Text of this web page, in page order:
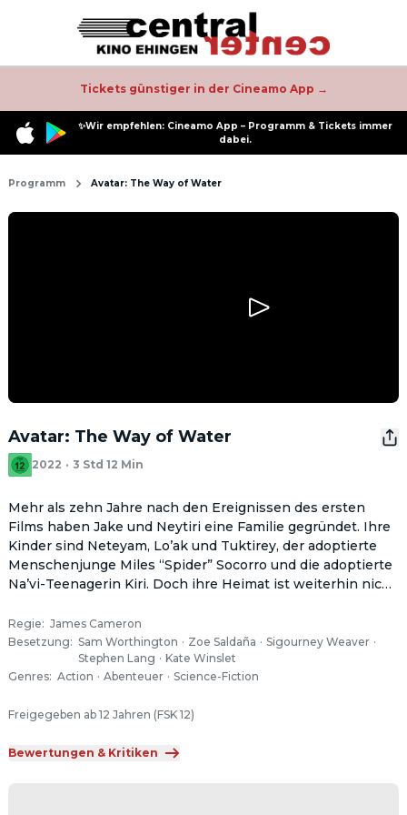
Tickets günstiger in der Cineamo App →
✨Wir empfehlen: Cineamo App – Programm & Tickets immer
dabei.
Programm Avatar: The Way of Water
Avatar: The Way of Water
2022 · 3 Std 12 Min
Mehr als zehn Jahre nach den Ereignissen des ersten
Films haben Jake und Neytiri eine Familie gegründet. Ihre
Kinder sind Neteyam, Lo’ak und Tuktirey, der adoptierte
Menschenjunge Miles “Spider” Socorro und die adoptierte
Na’vi-Teenagerin Kiri. Doch ihre Heimat ist weiterhin nicht
Development Administration (RDA) unter Führung von
General Ardmore mit noch mehr Militär und einem alten
Bekannten nach Pandora zurückkehrt, um den Planeten
zur neuen Heimat der Menschheit zu machen. Bald sehen
zu verlassen und beim Na’vi-Stamm der Metkayina
Mondes Pandora lebt und von der schwangeren Ronal und
Regie: James Cameron
Besetzung: Sam Worthington · Zoe Saldaña · Sigourney Weaver ·
Stephen Lang · Kate Winslet
Genres: Action · Abenteuer · Science-Fiction
Freigegeben ab 12 Jahren (FSK 12)
Bewertungen & Kritiken